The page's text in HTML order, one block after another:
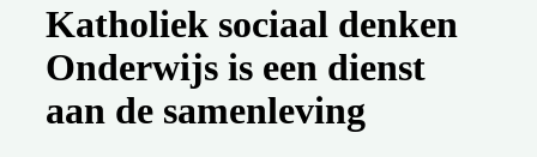
Katholiek sociaal denken
Onderwijs is een dienst
aan de samenleving